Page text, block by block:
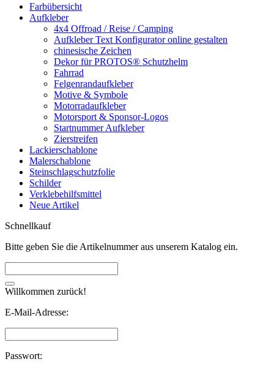
Farbübersicht
Aufkleber
4x4 Offroad / Reise / Camping
Aufkleber Text Konfigurator online gestalten
chinesische Zeichen
Dekor für PROTOS® Schutzhelm
Fahrrad
Felgenrandaufkleber
Motive & Symbole
Motorradaufkleber
Motorsport & Sponsor-Logos
Startnummer Aufkleber
Zierstreifen
Lackierschablone
Malerschablone
Steinschlagschutzfolie
Schilder
Verklebehilfsmittel
Neue Artikel
Schnellkauf
Bitte geben Sie die Artikelnummer aus unserem Katalog ein.
Willkommen zurück!
E-Mail-Adresse:
Passwort: